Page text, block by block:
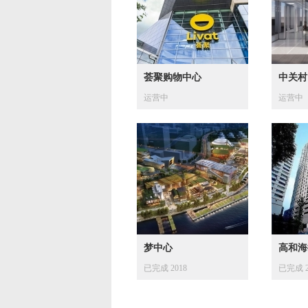
荟聚购物中心
运营中
中关
运营中
梦中心
已完成 2018
高和
已完成